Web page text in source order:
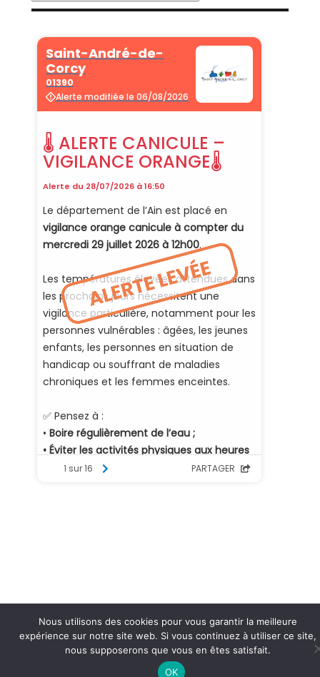
Nous utilisons des cookies pour vous garantir la meilleure
expérience sur notre site web. Si vous continuez à utiliser ce site,
nous supposerons que vous en êtes satisfait.
OK